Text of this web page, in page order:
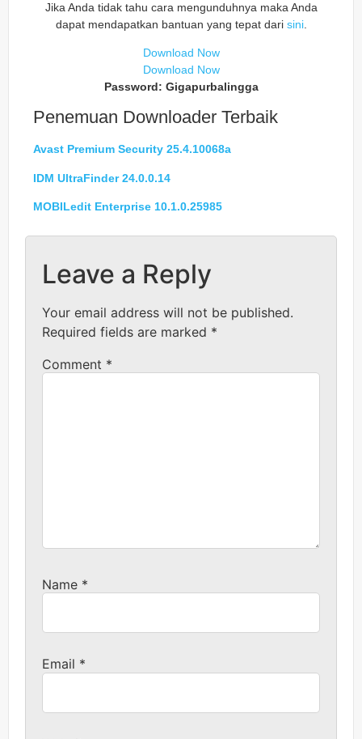
Jika Anda tidak tahu cara mengunduhnya maka Anda
dapat mendapatkan bantuan yang tepat dari sini.
Download Now
Download Now
Password: Gigapurbalingga
Penemuan Downloader Terbaik
Avast Premium Security 25.4.10068a
IDM UltraFinder 24.0.0.14
MOBILedit Enterprise 10.1.0.25985
Leave a Reply
Your email address will not be published.
Required fields are marked *
Comment *
Name *
Email *